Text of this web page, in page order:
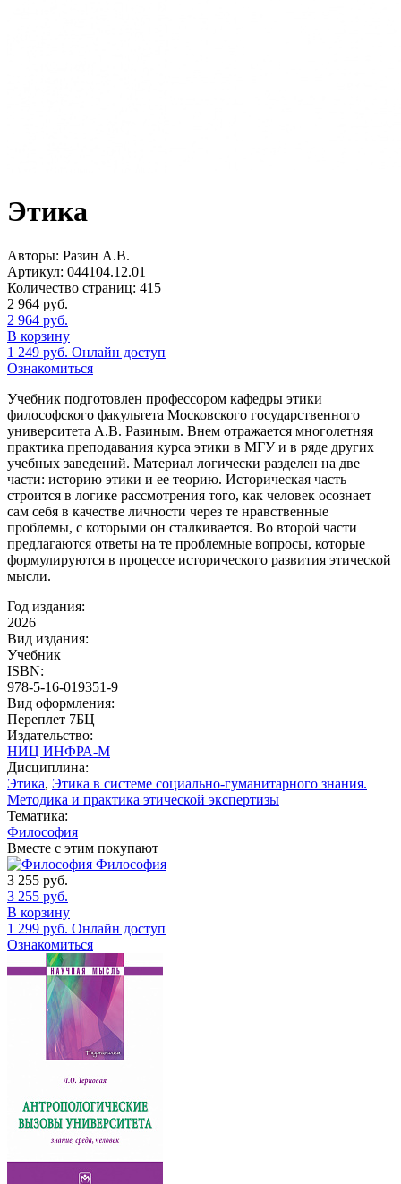
Этика
Авторы: Разин А.В.
Артикул: 044104.12.01
Количество страниц: 415
2 964 руб.
2 964 руб.
В корзину
1 249 руб. Онлайн доступ
Ознакомиться
Учебник подготовлен профессором кафедры этики
философского факультета Московского государственного
университета А.В. Разиным. Внем отражается многолетняя
практика преподавания курса этики в МГУ и в ряде других
учебных заведений. Материал логически разделен на две
части: историю этики и ее теорию. Историческая часть
строится в логике рассмотрения того, как человек осознает
сам себя в качестве личности через те нравственные
проблемы, с которыми он сталкивается. Во второй части
предлагаются ответы на те проблемные вопросы, которые
формулируются в процессе исторического развития этической
мысли.
Год издания:
2026
Вид издания:
Учебник
ISBN:
978-5-16-019351-9
Вид оформления:
Переплет 7БЦ
Издательство:
НИЦ ИНФРА-М
Дисциплина:
Этика, Этика в системе социально-гуманитарного знания.
Методика и практика этической экспертизы
Тематика:
Философия
Вместе с этим покупают
Философия
3 255 руб.
3 255 руб.
В корзину
1 299 руб. Онлайн доступ
Ознакомиться